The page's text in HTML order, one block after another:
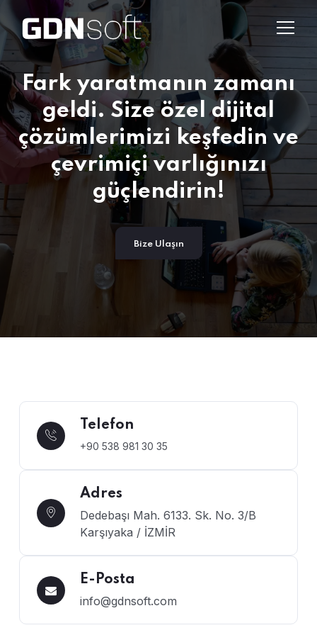
Fark yaratmanın zamanı
geldi. Size özel dijital
çözümlerimizi keşfedin ve
çevrimiçi varlığınızı
güçlendirin!
Bize Ulaşın
Telefon
+90 538 981 30 35
Adres
Dedebaşı Mah. 6133. Sk. No. 3/B
Karşıyaka / İZMİR
E-Posta
info@gdnsoft.com